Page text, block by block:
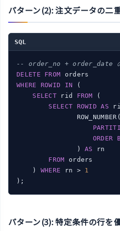
パターン(2): 注文データの二
SQL
-- order_no + order_date の
DELETE
FROM
WHERE
ROWID IN (
SELECT rid FROM (
SELECT
ROWID AS
ORDER
               )
AS
rn
FROM orders
    )
WHERE rn > 1
パターン(3): 特定条件の行を